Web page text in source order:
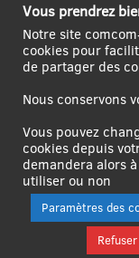
Ce site internet a été
Européen de
Vous prendrez
Notre site
cookies pour
de partager des
Nous conservons
Vous pouvez
cookies depuis
demandera alors
utiliser ou non
Paramètres des
Refuser